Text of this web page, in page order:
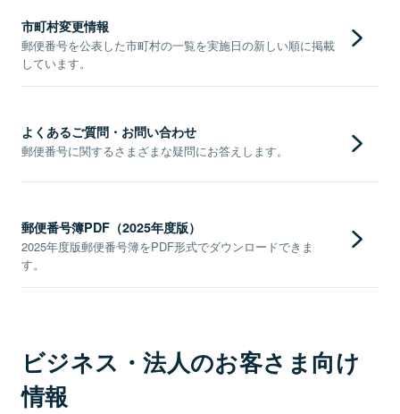
市町村変更情報
郵便番号を公表した市町村の一覧を実施日の新しい順に掲載
しています。
よくあるご質問・お問い合わせ
郵便番号に関するさまざまな疑問にお答えします。
郵便番号簿PDF（2025年度版）
2025年度版郵便番号簿をPDF形式でダウンロードできま
す。
ビジネス・法人のお客さま向け
情報